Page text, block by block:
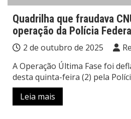
Quadrilha que fraudava
operação da Polícia Federal
2 de outubro de 2025
A Operação Última Fase foi
desta quinta-feira (2) pela
Leia mais